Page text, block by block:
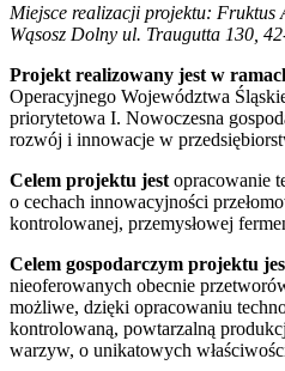
Miejsce realizacji projektu: Fruktus
Wąsosz Dolny ul. Traugutta 130,
Projekt realizowany jest w
Operacyjnego Województwa
priorytetowa I. Nowoczesna
rozwój i innowacje w
Celem projektu jest opracowanie
o cechach innowacyjności
kontrolowanej, przemysłowej
Celem gospodarczym projektu
nieoferowanych obecnie
możliwe, dzięki opracowaniu
kontrolowaną, powtarzalną
warzyw, o unikatowych